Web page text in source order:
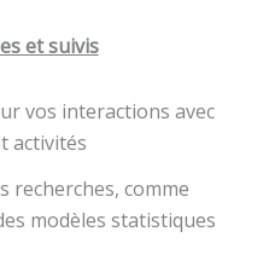
et suivis
vos interactions avec
activités
recherches, comme
modèles statistiques